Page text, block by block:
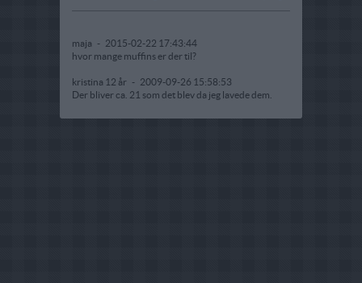
maja - 2015-02-22 17:43:44
hvor mange muffins er der til?
kristina 12 år - 2009-09-26 15:58:53
Der bliver ca. 21 som det blev da jeg lavede dem.